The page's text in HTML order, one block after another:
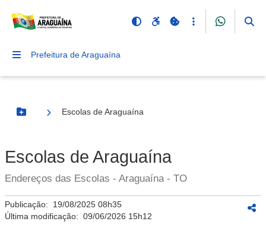
Prefeitura de Araguaína
Botão Menu
Escolas de Araguaína
Escolas de Araguaína
Endereços das Escolas - Araguaína - TO
Publicação: 19/08/2025 08h35
Última modificação: 09/06/2026 15h12